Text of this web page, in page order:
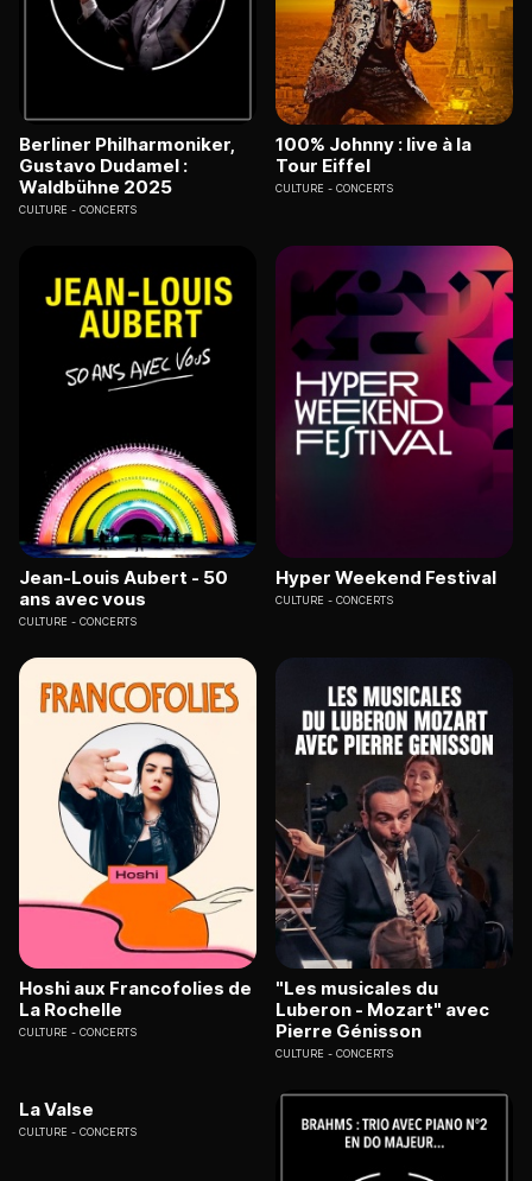
Berliner Philharmoniker,
Gustavo Dudamel :
Waldbühne 2025
CULTURE CONCERTS
100% Johnny : live à la
Tour Eiffel
CULTURE CONCERTS
Jean-Louis Aubert - 50
ans avec vous
CULTURE CONCERTS
Hyper Weekend Festival
CULTURE CONCERTS
Hoshi aux Francofolies de
La Rochelle
CULTURE CONCERTS
"Les musicales du
Luberon - Mozart" avec
Pierre Génisson
CULTURE CONCERTS
La Valse
CULTURE CONCERTS